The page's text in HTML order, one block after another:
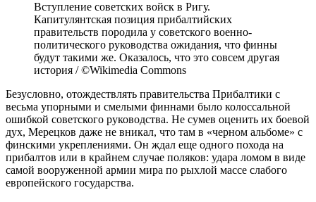
Вступление советских войск в Ригу.
Капитулянтская позиция прибалтийских
правительств породила у советского военно-
политического руководства ожидания, что финны
будут такими же. Оказалось, что это совсем другая
история / ©Wikimedia Commons
Безусловно, отождествлять правительства Прибалтики с
весьма упорными и смелыми финнами было колоссальной
ошибкой советского руководства. Не сумев оценить их боевой
дух, Мерецков даже не вникал, что там в «черном альбоме» с
финскими укреплениями. Он ждал еще одного похода на
прибалтов или в крайнем случае поляков: удара ломом в виде
самой вооруженной армии мира по рыхлой массе слабого
европейского государства.